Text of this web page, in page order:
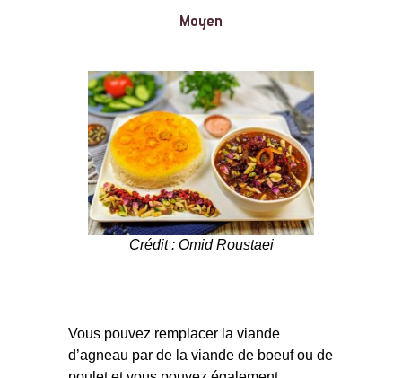
Moyen
Crédit : Omid Roustaei
Vous pouvez remplacer la viande
d’agneau par de la viande de boeuf ou de